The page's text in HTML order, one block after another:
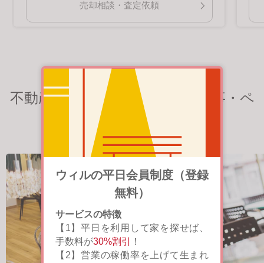
ウィルの平日会員制度（登録
無料）
サービスの特徴
【1】平日を利用して家を探せば、
手数料が30%割引
！
【2】営業の稼働率を上げて生まれ
売却相談・査定依頼
不動産売却関連のおすすめの記事・ペ
ージ